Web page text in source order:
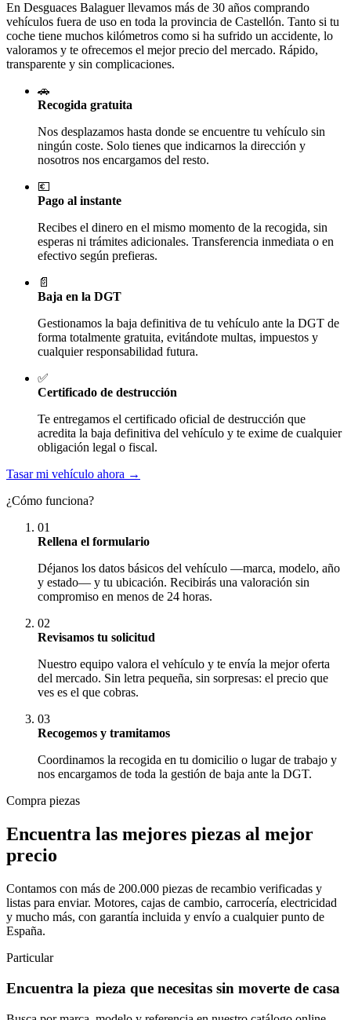
En Desguaces Balaguerllevamos más de 30 años comprando
vehículos fuera de uso en toda la provincia de Castellón. Tanto si tu
coche tiene muchos kilómetros como si ha sufrido un accidente, lo
valoramos y te ofrecemos el mejor precio del mercado. Rápido,
transparente y sin complicaciones.
🚗
Recogida gratuita
Nos desplazamos hasta donde se encuentre tu vehículo sin
ningún coste. Solo tienes que indicarnos la dirección y
nosotros nos encargamos del resto.
💶
Pago al instante
Recibes el dinero en el mismo momento de la recogida, sin
esperas ni trámites adicionales. Transferencia inmediata o en
efectivo según prefieras.
📄
Baja en la DGT
Gestionamos la baja definitiva de tu vehículo ante la DGT de
forma totalmente gratuita, evitándote multas, impuestos y
cualquier responsabilidad futura.
✅
Certificado de destrucción
Te entregamos el certificado oficial de destrucción que
acredita la baja definitiva del vehículo y te exime de cualquier
obligación legal o fiscal.
Tasar mi vehículo ahora →
¿Cómo funciona?
01
Rellena el formulario
Déjanos los datos básicos del vehículo —marca, modelo, año
y estado— y tu ubicación. Recibirás una valoración sin
compromiso en menos de 24 horas.
02
Revisamos tu solicitud
Nuestro equipo valora el vehículo y te envía la mejor oferta
del mercado. Sin letra pequeña, sin sorpresas: el precio que
ves es el que cobras.
03
Recogemos y tramitamos
Coordinamos la recogida en tu domicilio o lugar de trabajo y
nos encargamos de toda la gestión de baja ante la DGT.
Compra piezas
Encuentra las mejores piezas al mejor
precio
Contamos con más de 200.000 piezas de recambio verificadas y
listas para enviar. Motores, cajas de cambio, carrocería, electricidad
y mucho más, con garantía incluida y envío a cualquier punto de
España.
Particular
Encuentra la pieza que necesitas sin moverte de casa